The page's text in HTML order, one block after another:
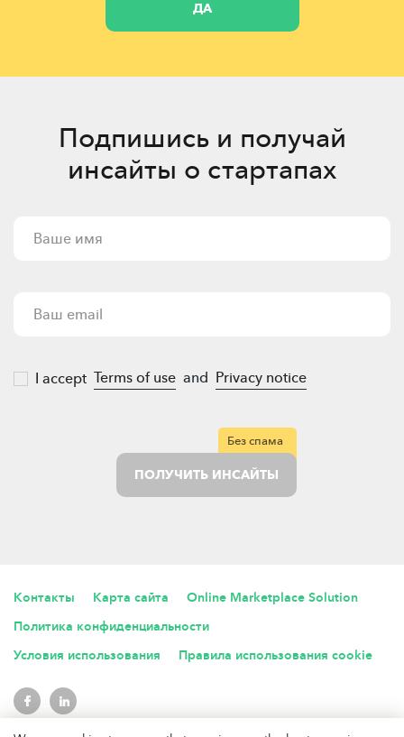
ДА
Подпишись и получай
инсайты о стартапах
I accept Terms of use and Privacy notice
ПОЛУЧИТЬ ИНСАЙТЫ
Без спама
Контакты Карта сайта
Online Marketplace Solution
Политика конфиденциальности
Условия использования
Правила использования cookie